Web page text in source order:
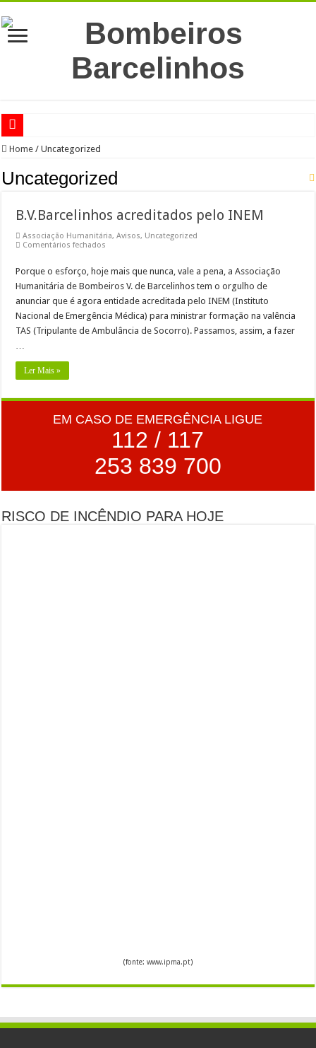
RED ALERT 2024
CONCESSÃO DE EXPLORAÇÃO DO GINÁSIO
De geração em geração…
Uma iniciativa do Motor Clube de Barcelos
Participação de Falecimento
Participação de Falecimento
Já há vencedores para o concurso de desenho lançado às crianças do primeiro
Chegou a altura de voltar a ajudar os Bombeiros de Barcelinhos com o seu IRS
Home / Uncategorized
Uncategorized
B.V.Barcelinhos acreditados pelo INEM
Associação Humanitária,Avisos, Uncategorized
Comentários fechados
pelo
INEM
Porque o esforço, hoje mais que nunca, vale a pena, a Associação
Humanitária de Bombeiros V. de Barcelinhos tem o orgulho de
anunciar que é agora entidade acreditada pelo INEM (Instituto
Nacional de Emergência Médica) para ministrar formação na valência
TAS (Tripulante de Ambulância de Socorro). Passamos, assim, a fazer
…
Ler Mais »
EM CASO DE EMERGÊNCIA LIGUE
112 / 117
253 839 700
RISCO DE INCÊNDIO PARA HOJE
(fonte: www.ipma.pt)